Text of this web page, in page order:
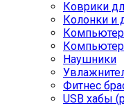
Коврики
Колонки и
Наушники
Фитнес
USB хабы